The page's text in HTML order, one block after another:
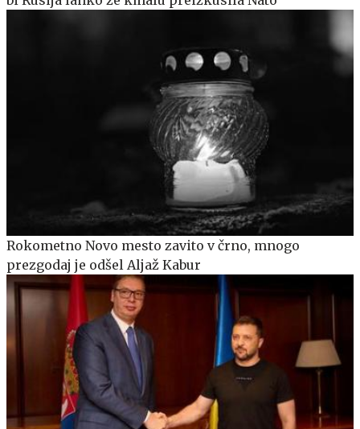
Rokometno Novo mesto zavito v črno, mnogo
prezgodaj je odšel Aljaž Kabur